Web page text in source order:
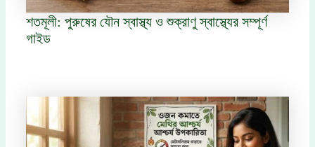
শতমূলী: পুরুষের যৌন স্বাস্থ্য ও শুক্রাণু স্বাস্থ্যের সম্পূর্ণ
গাইড